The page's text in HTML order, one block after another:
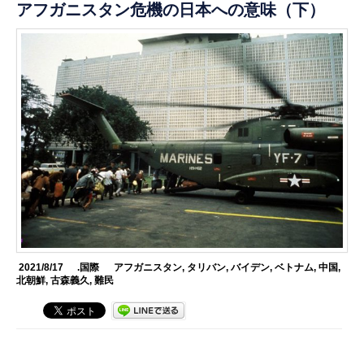
アフガニスタン危機の日本への意味（下）
2021/8/17 .国際 アフガニスタン, タリバン, バイデン, ベトナム, 中国,
北朝鮮,古森義久,難民